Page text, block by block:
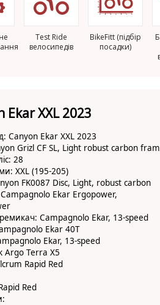
Test Ride
велосипедів
BikeFitt (підбір
посадки)
Ekar XXL 2023
Canyon Ekar XXL 2023
Grizl CF SL, Light robust carbon
28
XXL (195-205)
FK0087 Disc, Light, robust carbon
Ekar Ergopower,
Campagnolo Ekar, 13-speed
Ekar 40T
Ekar, 13-speed
Argo Terra X5
Rapid Red
Red